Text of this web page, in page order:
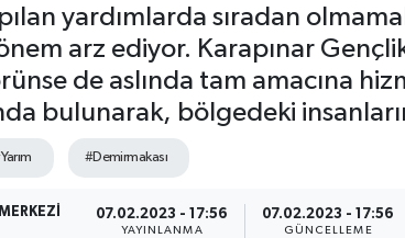
yardımlarda sıradan
arz ediyor. Karapınar
de aslında tam amacına
bulunarak, bölgedeki
#Demirmakası
07.02.2023 - 17:56
YAYINLANMA
07.02.2023 - 17:56
GÜNCELLEME